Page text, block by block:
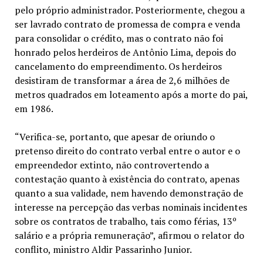
pelo próprio administrador. Posteriormente, chegou a
ser lavrado contrato de promessa de compra e venda
para consolidar o crédito, mas o contrato não foi
honrado pelos herdeiros de Antônio Lima, depois do
cancelamento do empreendimento. Os herdeiros
desistiram de transformar a área de 2,6 milhões de
metros quadrados em loteamento após a morte do pai,
em 1986.
“Verifica-se, portanto, que apesar de oriundo o
pretenso direito do contrato verbal entre o autor e o
empreendedor extinto, não controvertendo a
contestação quanto à existência do contrato, apenas
quanto a sua validade, nem havendo demonstração de
interesse na percepção das verbas nominais incidentes
sobre os contratos de trabalho, tais como férias, 13º
salário e a própria remuneração”, afirmou o relator do
conflito, ministro Aldir Passarinho Junior.